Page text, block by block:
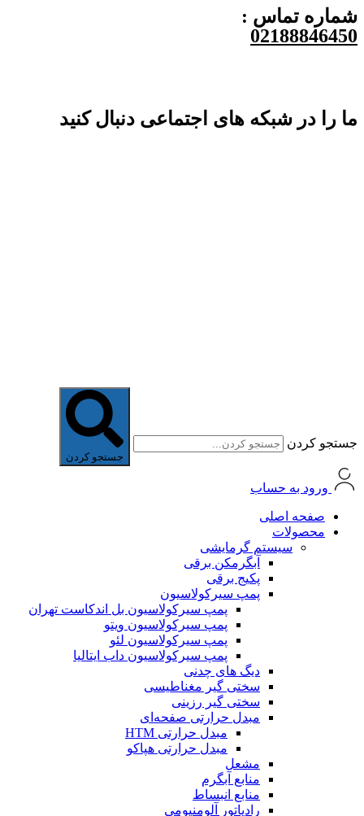
شماره تماس :
02188846450
ما را در شبکه های اجتماعی دنبال کنید
جستجو کردن
جستجو کردن
ورود به حساب
صفحه اصلی
محصولات
سیستم گرمایشی
آبگرمکن برقی
پکیج برقی
پمپ سیرکولاسیون
پمپ سیرکولاسیون بل اندکاست تهران
پمپ سیرکولاسیون ویتو
پمپ سیرکولاسیون لئو
پمپ سیرکولاسیون داب ایتالیا
دیگ های چدنی
سختی گیر مغناطیسی
سختی گیر رزینی
مبدل حرارتی صفحه‌ای
مبدل حرارتی HTM‎
مبدل حرارتی هپاکو
مشعل
منابع آبگرم
منابع انبساط
رادیاتور آلومنیومی